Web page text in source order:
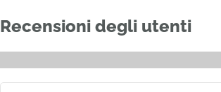
Recensioni degli utenti